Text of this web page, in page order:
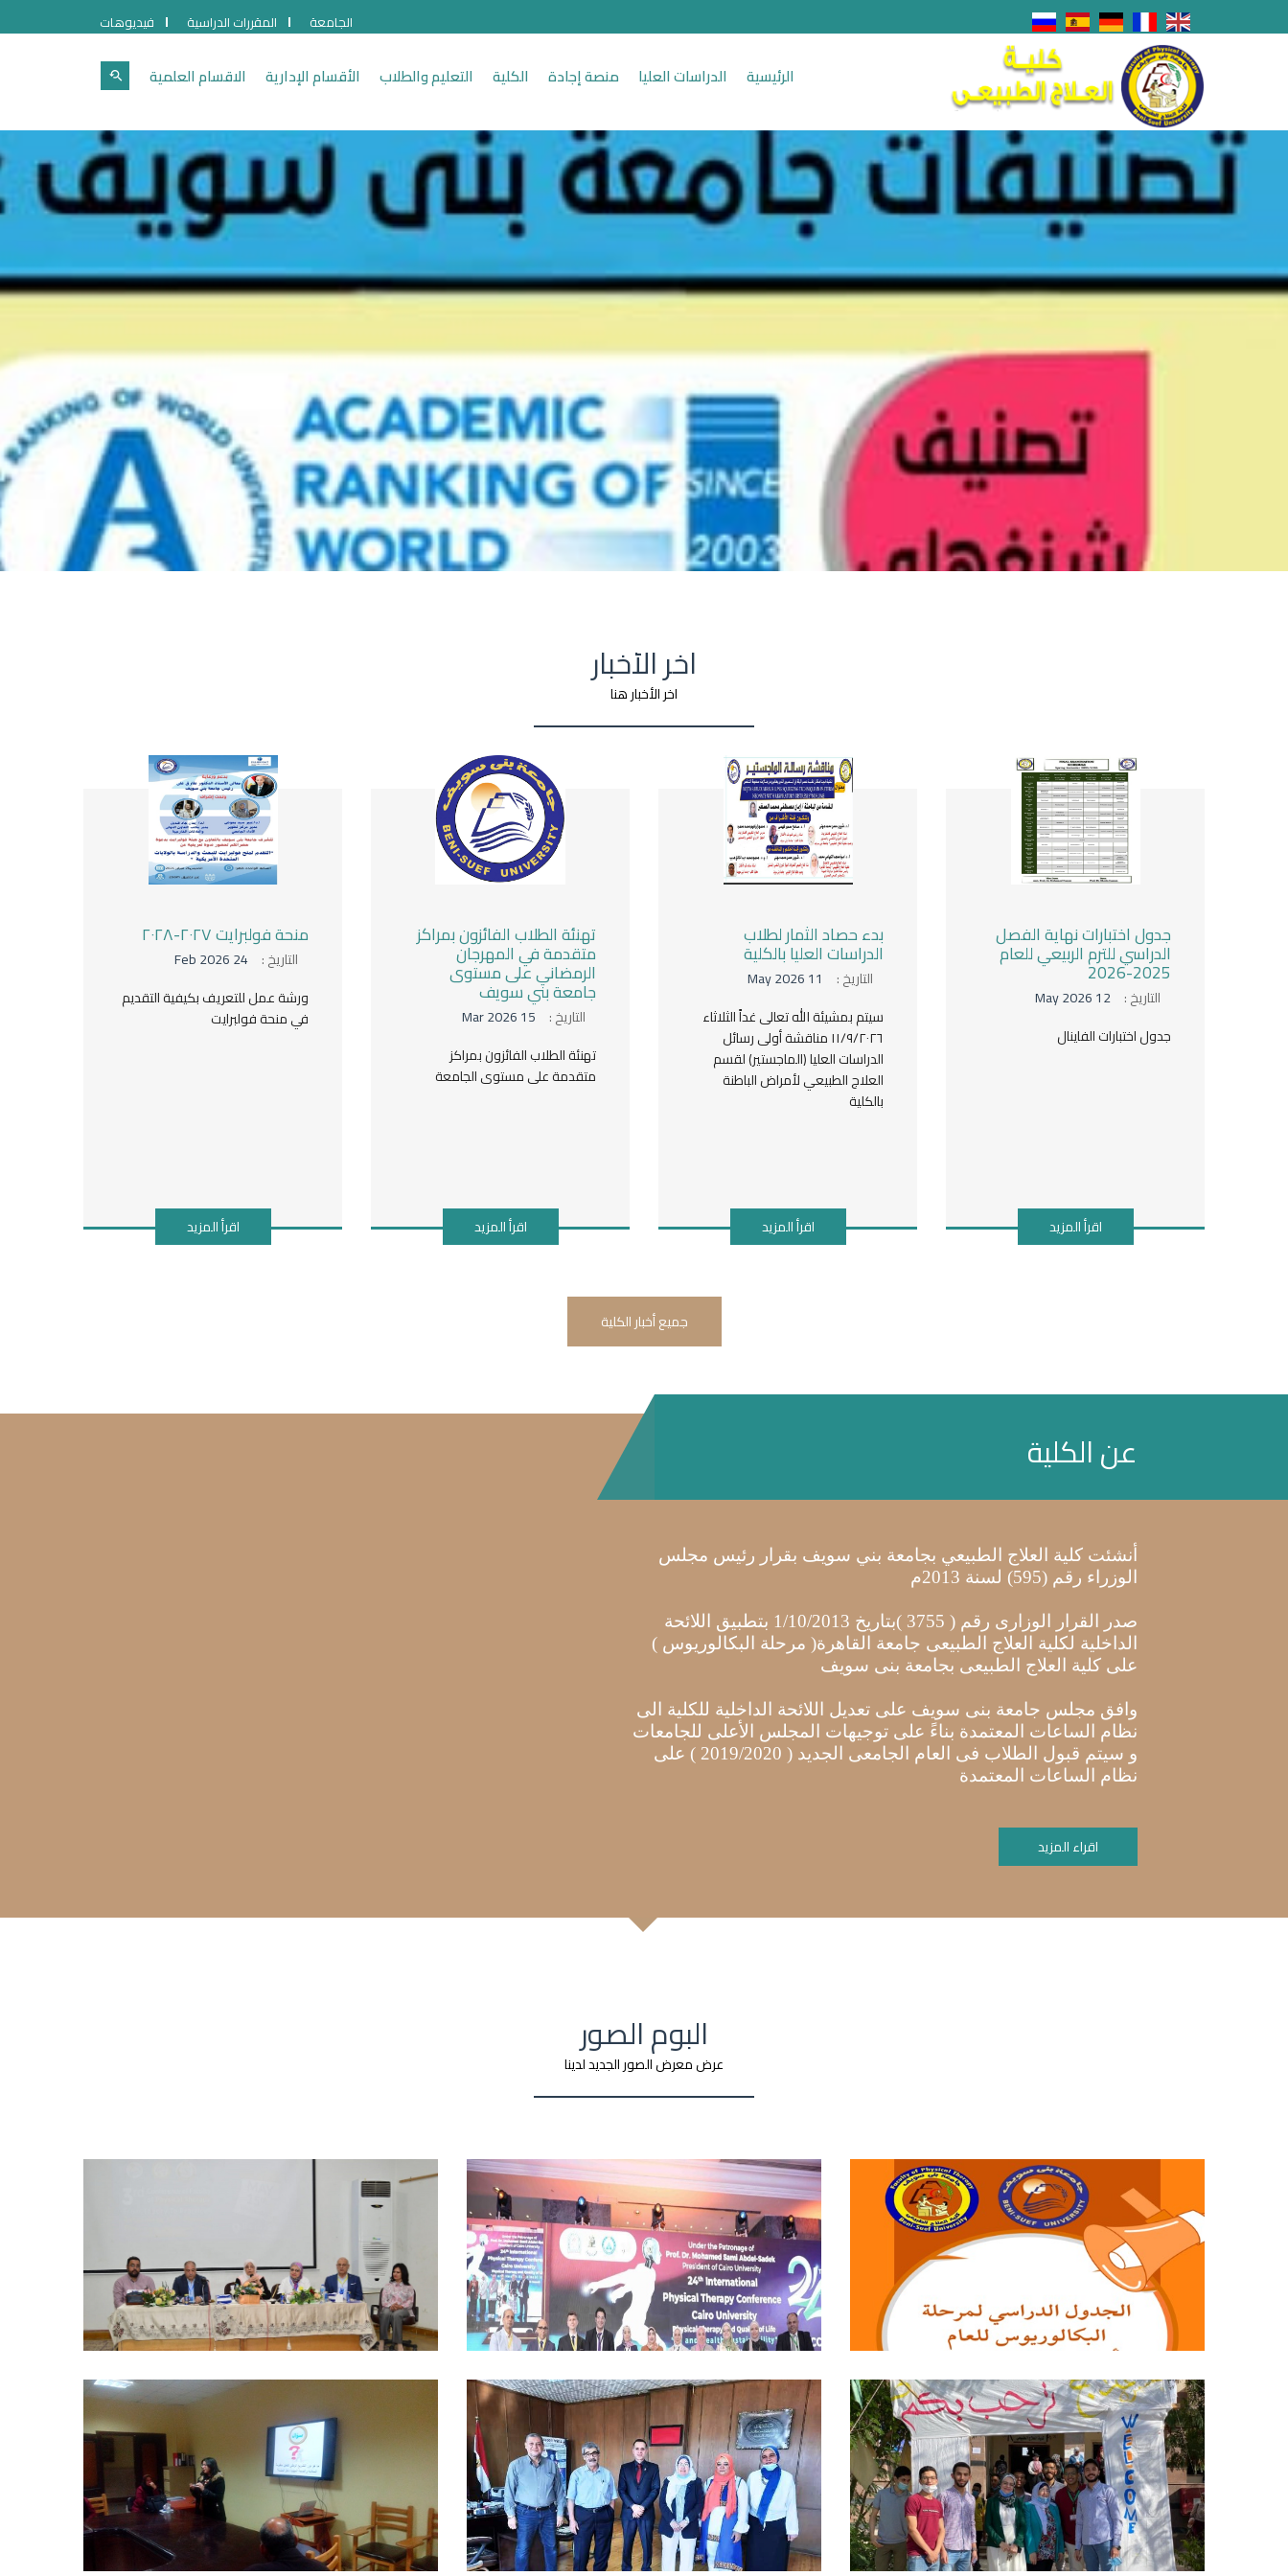
الجامعة المقررات الدراسية فيديوهات
الرئيسية الدراسات العليا منصة إجادة الكلية التعليم والطلاب الأقسام الإدارية الاقسام العلمية
اخر الأخبار
اخر الأخبار هنا
جدول اختبارات نهاية الفصل
الدراسي للترم الربيعي للعام
2025-2026
التاريخ : 12 May 2026
جدول اختبارات الفاينال
اقرأ المزيد
بدء حصاد الثمار لطلاب
الدراسات العليا بالكلية
التاريخ :
11 May 2026
سيتم بمشيئة الله تعالى غداً الثلاثاء
١١/٩/٢٠٢٦ مناقشة أولى رسائل
الدراسات العليا (الماجستير) لقسم
العلاج الطبيعي لأمراض الباطنة
بالكلية
اقرأ المزيد
تهنئة الطلاب الفائزون بمراكز
متقدمة في المهرجان
الرمضاني على مستوى
جامعة بني سويف
التاريخ :
15 Mar 2026
تهنئة الطلاب الفائزون بمراكز
متقدمة على مستوى الجامعة
اقرأ المزيد
منحة فولبرايت ٢٠٢٧-٢٠٢٨
التاريخ : 24 Feb 2026
ورشة عمل للتعريف بكيفية التقديم
في منحة فولبرايت
اقرأ المزيد
جميع أخبار الكلية
عن الكلية
أنشئت كلية العلاج الطبيعي بجامعة بني سويف بقرار رئيس مجلس
الوزراء رقم (595) لسنة 2013م
صدر القرار الوزارى رقم ( 3755 )بتاريخ 1/10/2013 بتطبيق اللائحة
الداخلية لكلية العلاج الطبيعى جامعة القاهرة( مرحلة البكالوريوس )
على كلية العلاج الطبيعى بجامعة بنى سويف
وافق مجلس جامعة بنى سويف على تعديل اللائحة الداخلية للكلية الى
نظام الساعات المعتمدة بناءً على توجيهات المجلس الأعلى للجامعات
و سيتم قبول الطلاب فى العام الجامعى الجديد ( 2019/2020 ) على
نظام الساعات المعتمدة
اقراء المزيد
البوم الصور
عرض معرض الصور الجديد لدينا